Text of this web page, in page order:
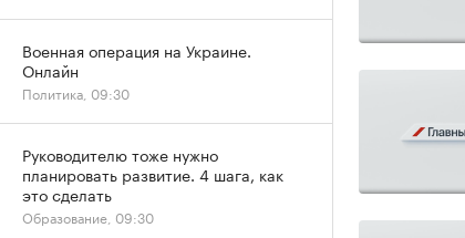
Военная операция на Украине.
Онлайн
Политика, 09:30
Руководителю тоже нужно
планировать развитие. 4 шага, как
это сделать
Образование, 09:30